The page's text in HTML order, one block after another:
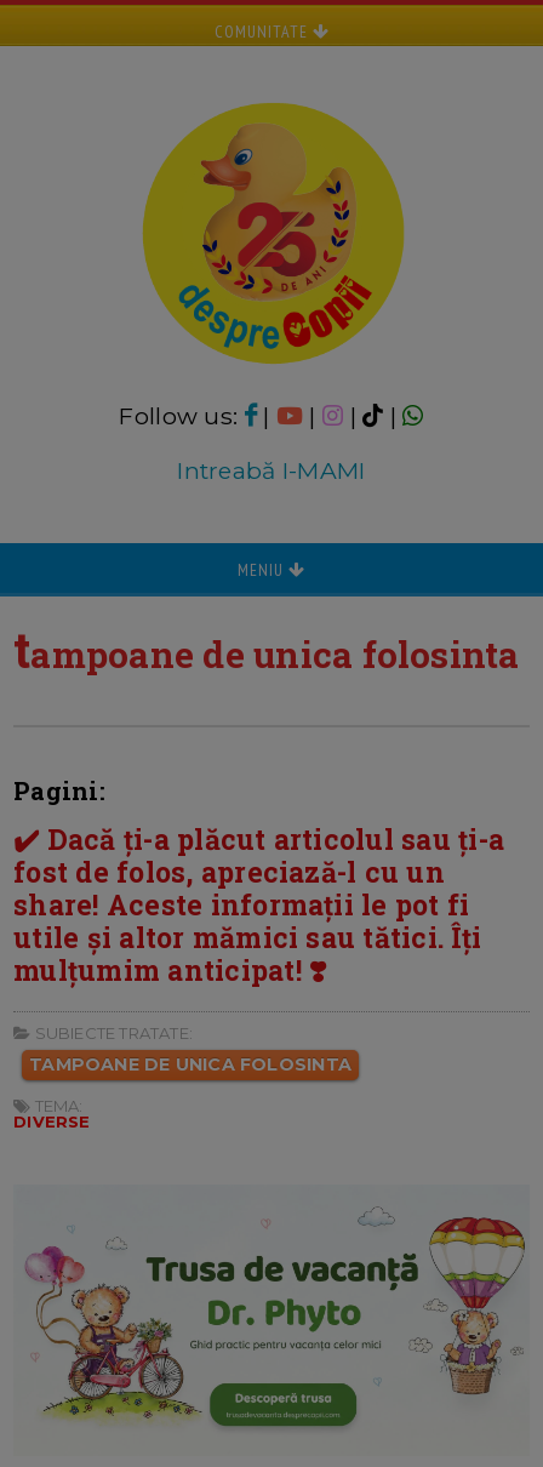
COMUNITATE
Follow us: | | |
|
Intreabă I-MAMI
MENIU
tampoane de unica folosinta
Pagini:
✔️ Dacă ți-a plăcut articolul sau ți-a
fost de folos, apreciază-l cu un
share! Aceste informații le pot fi
utile și altor mămici sau tătici. Îți
mulțumim anticipat! ❣️
SUBIECTE TRATATE:
TAMPOANE DE UNICA FOLOSINTA
TEMA:
DIVERSE